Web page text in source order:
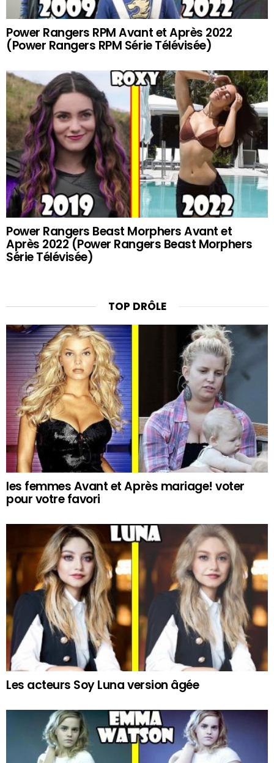
Power Rangers RPM Avant et Après 2022
(Power Rangers RPM Série Télévisée)
Power Rangers Beast Morphers Avant et
Après 2022 (Power Rangers Beast Morphers
Série Télévisée)
TOP DRÔLE
les femmes Avant et Après mariage! voter
pour votre favori
Les acteurs Soy Luna version âgée